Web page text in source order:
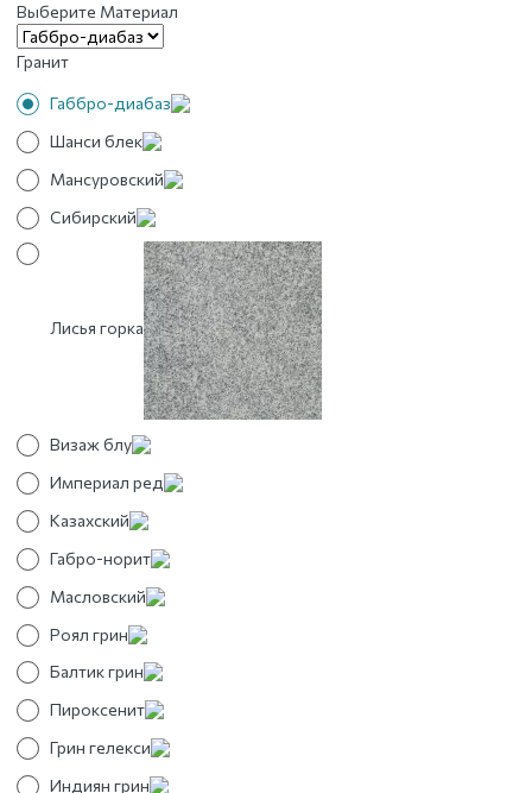
Выберите Материал
Гранит
Габбро-диабаз
Шанси блек
Мансуровский
Сибирский
Лисья горка
Визаж блу
Империал ред
Казахский
Габро-норит
Масловский
Роял грин
Балтик грин
Пироксенит
Грин гелекси
Индиян грин